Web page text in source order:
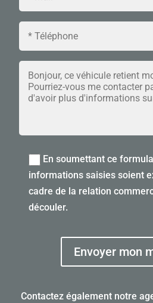
En soumettant ce
informations saisies soient
cadre de la relation
découler.
Envoyer mon
Contactez également notre